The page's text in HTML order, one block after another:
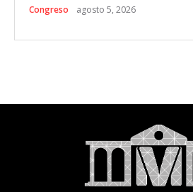
Congreso agosto 5, 2026